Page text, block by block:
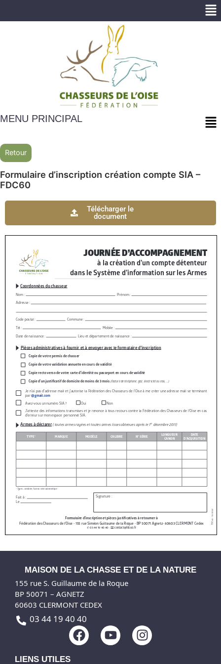
MENU PRINCIPAL
Retour
Formulaire d’inscription création compte SIA –
FDC60
Télécharger le
document
MAISON DE LA CHASSE ET DE LA NATURE
155 rue S. Guillaume de la Roque
BP 50071 – AGNETZ
60603 CLERMONT CEDEX
03 44 19 40 40
F
a
Y
o
I
n
LIENS UTILES